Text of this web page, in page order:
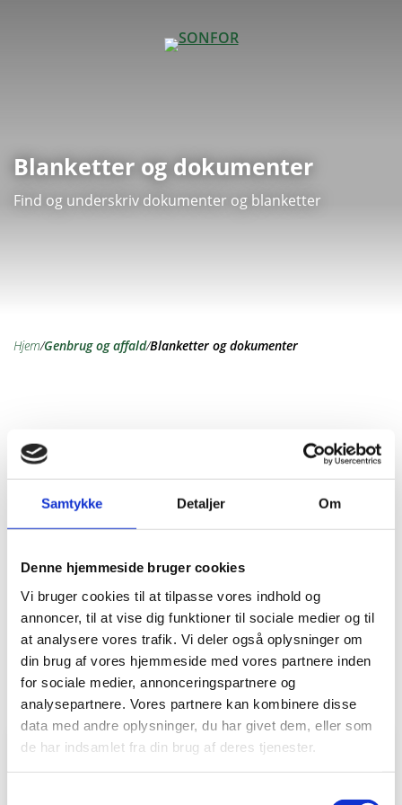
Samtykke Detaljer Om
Denne hjemmeside bruger cookies
Vi bruger cookies til at tilpasse vores indhold og
annoncer, til at vise dig funktioner til sociale medier og til
at analysere vores trafik. Vi deler også oplysninger om
din brug af vores hjemmeside med vores partnere inden
for sociale medier, annonceringspartnere og
analysepartnere. Vores partnere kan kombinere disse
data med andre oplysninger, du har givet dem, eller som
de har indsamlet fra din brug af deres tjenester.
Blanketter og dokumenter
Find og underskriv dokumenter og blanketter
hjem/ genbrug og affald/ Blanketter og dokumenter
Blanketter og dokumenter
Øvrige blanketter og dokumenter kan du
underskrive og aflevere til SONFOR.
om forbrug mm.
Samtykkeerklæring til CPR